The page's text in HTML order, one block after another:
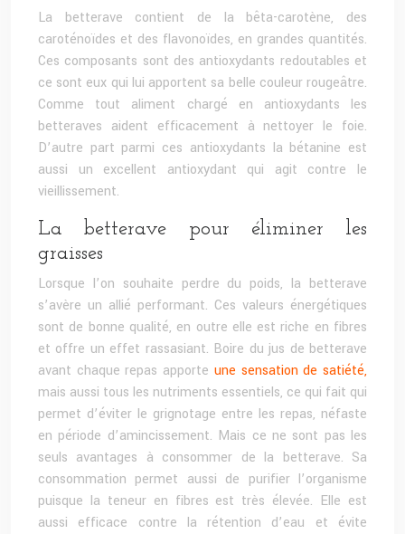
La betterave contient de la bêta-carotène, des
caroténoïdes et des flavonoïdes, en grandes quantités.
Ces composants sont des antioxydants redoutables et
ce sont eux qui lui apportent sa belle couleur rougeâtre.
Comme tout aliment chargé en antioxydants les
betteraves aident efficacement à nettoyer le foie.
D’autre part parmi ces antioxydants la bétanine est
aussi un excellent antioxydant qui agit contre le
vieillissement.
La betterave pour éliminer les
graisses
Lorsque l’on souhaite perdre du poids, la betterave
s’avère un allié performant. Ces valeurs énergétiques
sont de bonne qualité, en outre elle est riche en fibres
et offre un effet rassasiant. Boire du jus de betterave
avant chaque repas apporte une sensation de satiété,
mais aussi tous les nutriments essentiels, ce qui fait qui
permet d’éviter le grignotage entre les repas, néfaste
en période d’amincissement. Mais ce ne sont pas les
seuls avantages à consommer de la betterave. Sa
consommation permet aussi de purifier l’organisme
puisque la teneur en fibres est très élevée. Elle est
aussi efficace contre la rétention d’eau et évite